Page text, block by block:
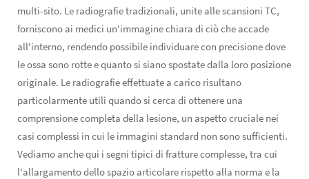
multi-sito. Le radiografie tradizionali, unite alle scansioni TC,
forniscono ai medici un'immagine chiara di ciò che accade
all'interno, rendendo possibile individuare con precisione dove
le ossa sono rotte e quanto si siano spostate dalla loro posizione
originale. Le radiografie effettuate a carico risultano
particolarmente utili quando si cerca di ottenere una
comprensione completa della lesione, un aspetto cruciale nei
casi complessi in cui le immagini standard non sono sufficienti.
Vediamo anche qui i segni tipici di fratture complesse, tra cui
l'allargamento dello spazio articolare rispetto alla norma e la